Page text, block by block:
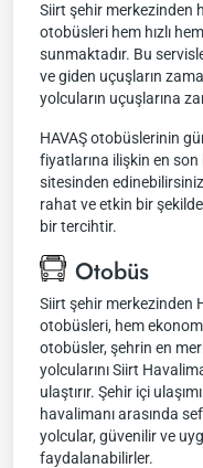
Siirt şehir merkezinden
otobüsleri hem hızlı
sunmaktadır. Bu
ve giden uçuşların
yolcuların uçuşlarına
HAVAŞ otobüslerinin
fiyatlarına ilişkin en son
sitesinden
rahat ve etkin bir
bir tercihtir.
Otobüs
Siirt şehir merkezinden
otobüsleri, hem
otobüsler, şehrin en
yolcularını Siirt
ulaştırır. Şehir içi
havalimanı arasında
yolcular, güvenilir ve
faydalanabilirler.